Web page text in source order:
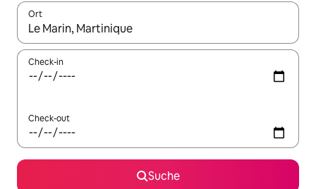
Ort
Wenn Ergebnisse verfügbar sind, navigiere mit den
Check-in
Check-out
Suche